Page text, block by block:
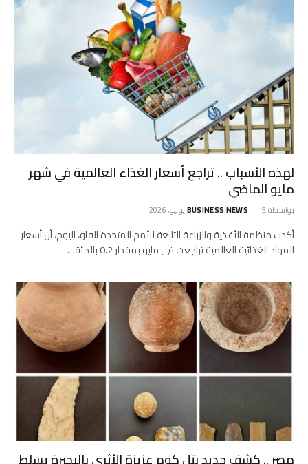
لهذه الأسباب .. تراجع أسعار الغذاء العالمية في شهر
مايو الماضي
بواسطة BUSINESS NEWS 5 يونيو، 2026
أكدت ‌منظمة الأغذية والزراعة التابعة للأمم ‌المتحدة الفاو، اليوم، ‌أن أسعار
المواد الغذائية العالمية تراجعت في مايو بمقدار 0.2 بالمئة…
مصر .. كشف جديد بتل كوم عزيزة الأثري بالبحيرة يسلط